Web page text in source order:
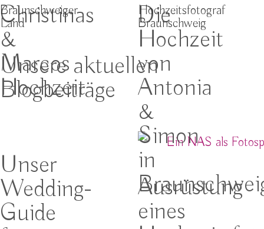
Christinas
&
Marcos
Hochzeit
Braunschweiger
Land Die
Hochzeit
von
Antonia
&
Simon
in
Hochzeitsfotograf
Braunschweig
Unsere aktuellen
Blogbeiträge
Unser
Wedding-
Guide
Ausrüstung
eines